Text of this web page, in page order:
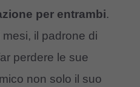
per entrambi.
il padrone di
perdere le sue
non solo il suo